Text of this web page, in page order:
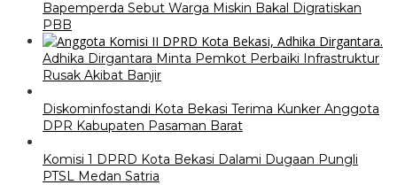
Bapemperda Sebut Warga Miskin Bakal Digratiskan
PBB
Adhika Dirgantara Minta Pemkot Perbaiki Infrastruktur
Rusak Akibat Banjir
Diskominfostandi Kota Bekasi Terima Kunker Anggota
DPR Kabupaten Pasaman Barat
Komisi 1 DPRD Kota Bekasi Dalami Dugaan Pungli
PTSL Medan Satria